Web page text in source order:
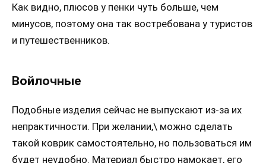
Как видно, плюсов у пенки чуть больше, чем
минусов, поэтому она так востребована у туристов
и путешественников.
Войлочные
Подобные изделия сейчас не выпускают из-за их
непрактичности. При желании,\ можно сделать
такой коврик самостоятельно, но пользоваться им
будет неудобно. Материал быстро намокает, его